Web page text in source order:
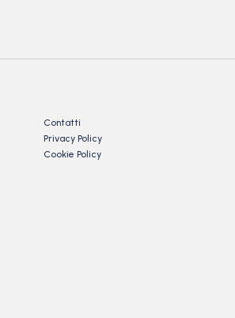
Contatti
Privacy Policy
Cookie Policy